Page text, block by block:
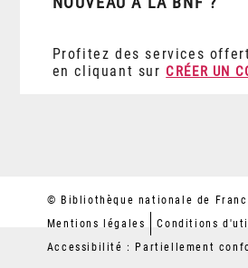
Profitez des services
en cliquant sur CRÉER UN
© Bibliothèque nationale de
Mentions légales
Conditions
Accessibilité : Partiellement